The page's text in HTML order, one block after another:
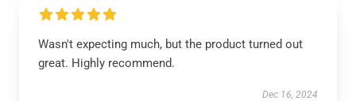
Wasn't expecting much, but the product turned out
great. Highly recommend.
Dec 16, 2024